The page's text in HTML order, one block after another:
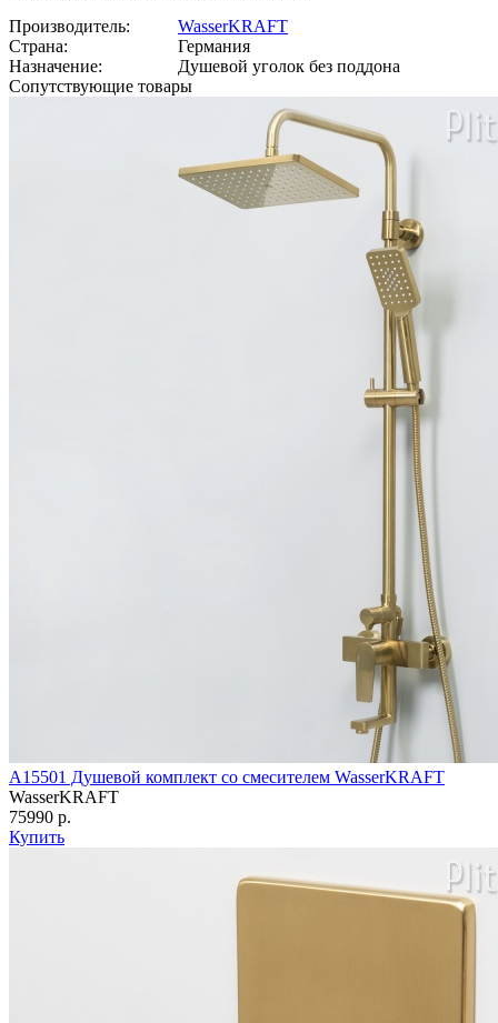
Производитель:
WasserKRAFT
Страна:
Германия
Назначение:
Душевой уголок без поддона
Сопутствующие товары
A15501 Душевой комплект со смесителем WasserKRAFT
WasserKRAFT
75990 р.
Купить